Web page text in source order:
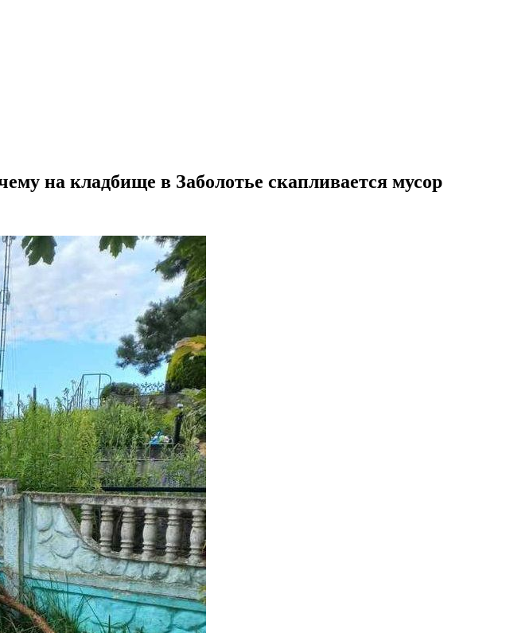
на кладбище в Заболотье скапливается мусор